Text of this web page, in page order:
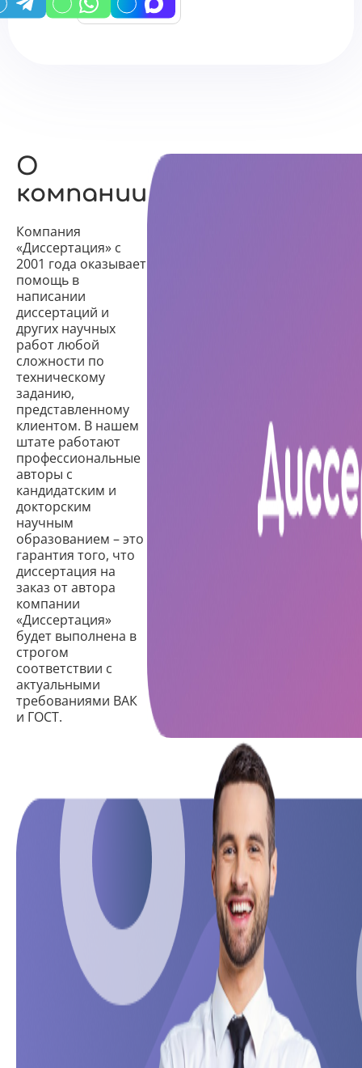
О
компании
Компания
«Диссертация» с
2001 года оказывает
помощь в
написании
диссертаций и
других научных
работ любой
сложности по
техническому
заданию,
представленному
клиентом. В нашем
штате работают
профессиональные
авторы с
кандидатским и
докторским
научным
образованием – это
гарантия того, что
диссертация на
заказ от автора
компании
«Диссертация»
будет выполнена в
строгом
соответствии с
актуальными
требованиями ВАК
и ГОСТ.